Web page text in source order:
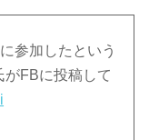
参加したという
がFBに投稿して